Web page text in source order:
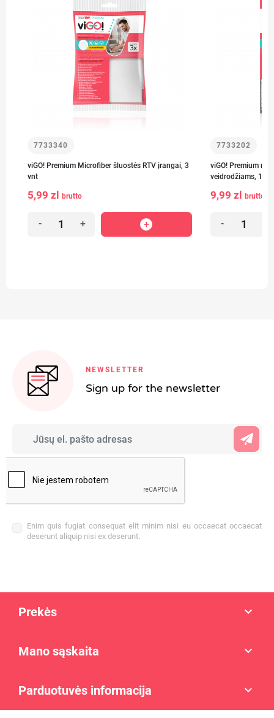
7733340
viGO! Premium Microfiber šluostės RTV įrangai, 3
vnt
5,99 zl brutto
- +
7733202
viGO! Premium
veidrodžiams, 1 vnt
9,99 zl brutto
-
NEWSLETTER
Sign up for the newsletter
Enim quis fugiat consequat elit minim nisi eu occaecat occaecat
deserunt aliquip nisi ex deserunt.
Prekės 
Mano sąskaita 
Parduotuvės informacija 